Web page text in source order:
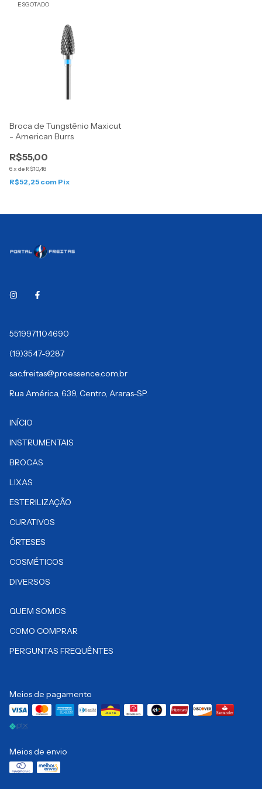
ESGOTADO
Broca de Tungstênio Maxicut
- American Burrs
R$55,00
6x de R$10,48
R$52,25 com Pix
5519971104690
(19)3547-9287
sac.freitas@proessence.com.br
Rua América, 639, Centro, Araras-SP.
INÍCIO
INSTRUMENTAIS
BROCAS
LIXAS
ESTERILIZAÇÃO
CURATIVOS
ÓRTESES
COSMÉTICOS
DIVERSOS
QUEM SOMOS
COMO COMPRAR
PERGUNTAS FREQUÊNTES
Meios de pagamento
Meios de envio